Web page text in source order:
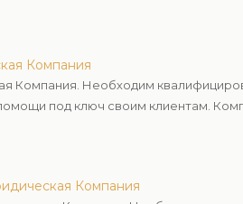
Компания
Компания. Необходим
под ключ своим клиентам.
Компания